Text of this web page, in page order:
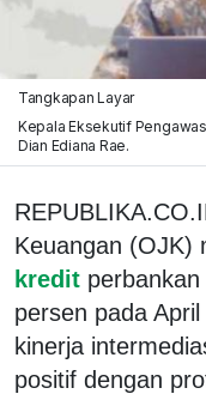
Tangkapan Layar
Kepala Eksekutif
Dian Ediana Rae.
Keuangan (OJK)
kredit
persen pada
kinerja
positif dengan